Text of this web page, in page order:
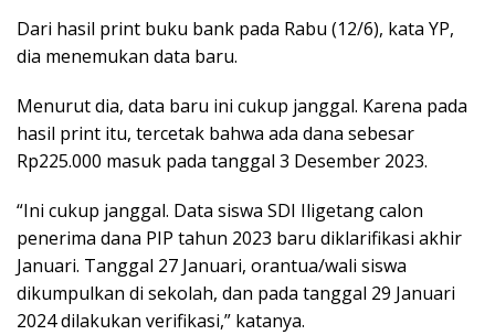
Dari hasil print buku bank pada Rabu (12/6), kata YP,
dia menemukan data baru.
Menurut dia, data baru ini cukup janggal. Karena pada
hasil print itu, tercetak bahwa ada dana sebesar
Rp225.000 masuk pada tanggal 3 Desember 2023.
“Ini cukup janggal. Data siswa SDI Iligetang calon
penerima dana PIP tahun 2023 baru diklarifikasi akhir
Januari. Tanggal 27 Januari, orantua/wali siswa
dikumpulkan di sekolah, dan pada tanggal 29 Januari
2024 dilakukan verifikasi,” katanya.